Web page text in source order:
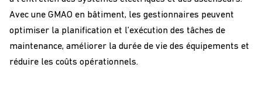
Avec une GMAO en bâtiment, les gestionnaires peuvent
optimiser la planification et l’exécution des tâches de
maintenance, améliorer la durée de vie des équipements et
réduire les coûts opérationnels.